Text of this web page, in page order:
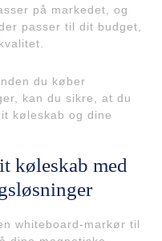
på markedet, og
passer til dit budget,
du køber
kan du sikre, at du
køleskab og dine
køleskab med
whiteboard-markør til